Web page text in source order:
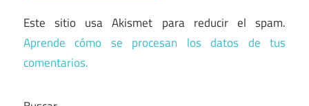
Este sitio usa Akismet para reducir el spam.
Aprende cómo se procesan los datos de tus
comentarios.